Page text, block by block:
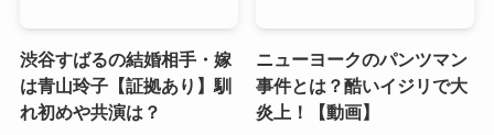
渋谷すばるの結婚相手・嫁
は青山玲子【証拠あり】馴
れ初めや共演は？
ニューヨークのパンツマン
事件とは？酷いイジリで大
炎上！【動画】